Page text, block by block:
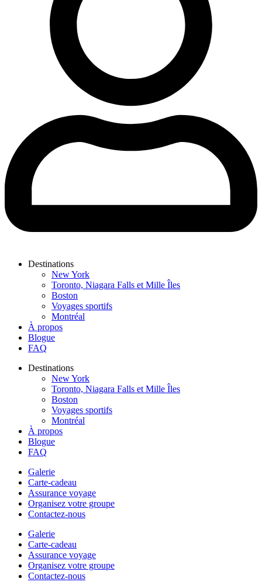
Destinations
New York
Toronto, Niagara Falls et Mille Îles
Boston
Voyages sportifs
Montréal
À propos
Blogue
FAQ
Destinations
New York
Toronto, Niagara Falls et Mille Îles
Boston
Voyages sportifs
Montréal
À propos
Blogue
FAQ
Galerie
Carte-cadeau
Assurance voyage
Organisez votre groupe
Contactez-nous
Galerie
Carte-cadeau
Assurance voyage
Organisez votre groupe
Contactez-nous